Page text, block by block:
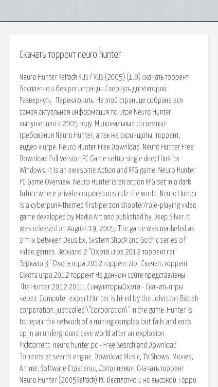
Скачать торрент neuro hunter
Neuro Hunter RePack RUS / RUS (2005) (1.0) скачать торрент
бесплатно и без регистрации Свернуть директории ·
Развернуть · Переключить. На этой странице собрана вся
самая актуальная информация по игре Neuro Hunter
выпушенная в 2005 году. Минимальные системные
требования Neuro Hunter, а так же скринщоты, торрент,
видео к игре. Neuro Hunter Free Download. Neuro Hunter Free
Download Full Version PC Game setup single direct link for
Windows. It is an awesome Action and RPG game. Neuro Hunter
PC Game Overview. Neuro Hunter is an action RPG set in a dark
future where private corporations rule the world. Neuro Hunter
is a cyberpunk-themed first-person shooter/role-playing video
game developed by Media Art and published by Deep Silver.It
was released on August 19, 2005. The game was marketed as
a mix between Deus Ex, System Shock and Gothic series of
video games. Зеркало 2 "Охота игра 2012 торрент.rar"
Зеркало 3 "Охота игра 2012 торрент.zip" Скачать торрент
Охота игра 2012 торрент На данном сайте представлены :
The Hunter 2012 2011, СимуляторыОхота - Скачать игры
через. Computer expert Hunter is hired by the Johnston Biotek
corporation, just called \"Corporation\" in the game. Hunter is
to repair the network of a mining complex but fails and ends
up in an underground cave world after an explosion.
Picktorrent: neuro hunter pc - Free Search and Download
Torrents at search engine. Download Music, TV Shows, Movies,
Anime, Software Стратегии, Дополнения. Скачать торрент
Neuro Hunter (2005RePack) PC бесплатно и на высокой. Гарри